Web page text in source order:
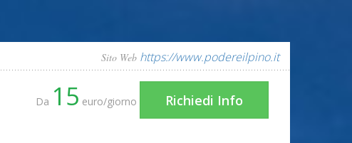
Sito Web https://www.podereilpino.it
Da 15 euro/giorno Richiedi Info